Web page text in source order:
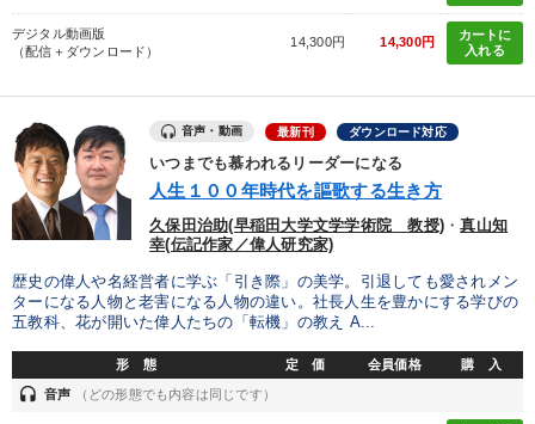
デジタル動画版
（配信＋ダウンロード）
14,300円 14,300円
カートに
入れる
音声・動画 最新刊 ダウンロード対応
いつまでも慕われるリーダーになる
人生１００年時代を謳歌する生き方
久保田治助(早稲田大学文学学術院 教授) ・真山知
幸(伝記作家／偉人研究家)
歴史の偉人や名経営者に学ぶ「引き際」の美学。引退しても愛されメン
ターになる人物と老害になる人物の違い。社長人生を豊かにする学びの
五教科、花が開いた偉人たちの「転機」の教え A...
形 態 定 価 会員価格 購 入
headset 音声 （どの形態でも内容は同じです）